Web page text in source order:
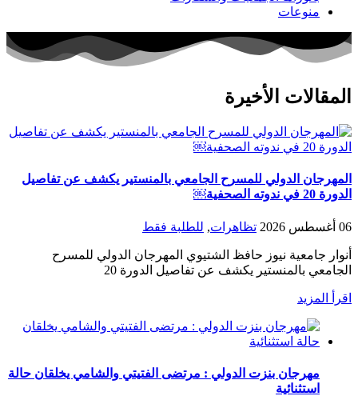
منوعات
المقالات الأخيرة
المهرجان الدولي للمسرح الجامعي بالمنستير يكشف عن تفاصيل
الدورة 20 في ندوته الصحفية￼
06 أغسطس 2026 تظاهرات, للطلبة فقط
أنوار جامعية نيوز حافظ الشتيوي المهرجان الدولي للمسرح
الجامعي بالمنستير يكشف عن تفاصيل الدورة 20
اقرأ المزيد
مهرجان بنزت الدولي : مرتضى الفتيتي والشامي يخلقان حالة
استثنائية